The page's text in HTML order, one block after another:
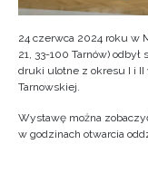
24 czerwca 2024 roku w
21, 33-100 Tarnów)
druki ulotne z okresu I i
Tarnowskiej.
Wystawę można
w godzinach otwarcia